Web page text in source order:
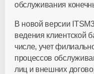
обслуживания
В новой версии
ведения клиентской
числе, учет
процессов
лиц и внешних